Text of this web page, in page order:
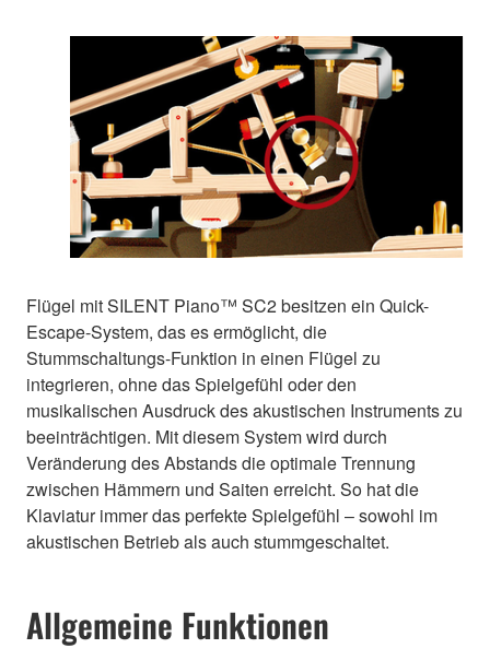
Flügel mit SILENT Piano™ SC2 besitzen ein Quick-
Escape-System, das es ermöglicht, die
Stummschaltungs-Funktion in einen Flügel zu
integrieren, ohne das Spielgefühl oder den
musikalischen Ausdruck des akustischen Instruments zu
beeinträchtigen. Mit diesem System wird durch
Veränderung des Abstands die optimale Trennung
zwischen Hämmern und Saiten erreicht. So hat die
Klaviatur immer das perfekte Spielgefühl – sowohl im
akustischen Betrieb als auch stummgeschaltet.
Allgemeine Funktionen